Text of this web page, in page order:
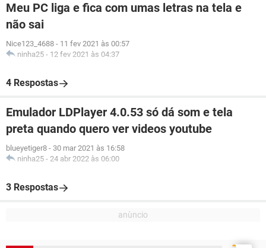
Meu PC liga e fica com umas letras na tela e
não sai
Nice123_4688 - 11 fev 2021 às 00:57
ninha25 - 12 fev 2021 às 04:37
4 Respostas
Emulador LDPlayer 4.0.53 só dá som e tela
preta quando quero ver videos youtube
blueyetiger8 - 30 mar 2021 às 16:58
ninha25 - 24 abr 2022 às 06:00
3 Respostas